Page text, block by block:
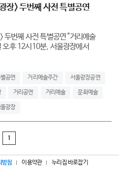
장> 두번째 사전 특별공연
두번째 사전 특별공연 "거리예술
후 12시10분, 서울광장에서
공연 거리예술주간 서울광장공연
거리공연 거리예술 문화예술
광장
1
방침 이용약관 누리집 바로잡기